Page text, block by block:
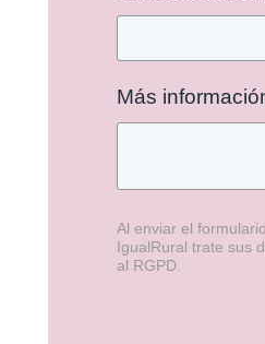
Más
Al enviar el
IgualRural trate sus
al RGPD.